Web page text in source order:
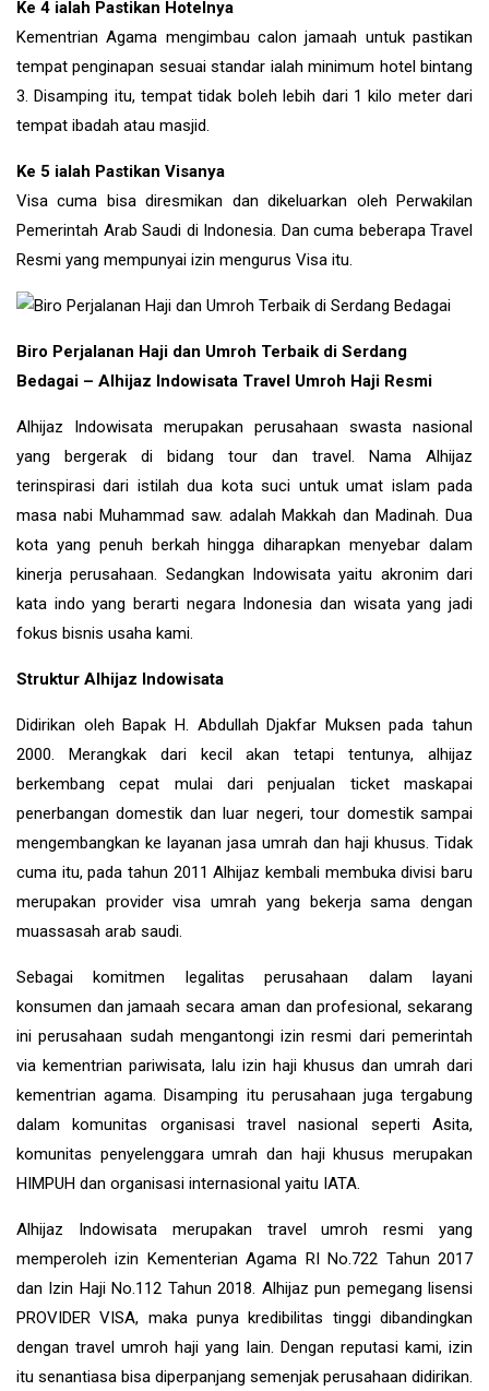
Ke 4 ialah Pastikan Hotelnya
Kementrian Agama mengimbau calon jamaah untuk pastikan
tempat penginapan sesuai standar ialah minimum hotel bintang
3. Disamping itu, tempat tidak boleh lebih dari 1 kilo meter dari
tempat ibadah atau masjid.
Ke 5 ialah Pastikan Visanya
Visa cuma bisa diresmikan dan dikeluarkan oleh Perwakilan
Pemerintah Arab Saudi di Indonesia. Dan cuma beberapa Travel
Resmi yang mempunyai izin mengurus Visa itu.
Biro Perjalanan Haji dan Umroh Terbaik di Serdang
Bedagai – Alhijaz Indowisata Travel Umroh Haji Resmi
Alhijaz Indowisata merupakan perusahaan swasta nasional
yang bergerak di bidang tour dan travel. Nama Alhijaz
terinspirasi dari istilah dua kota suci untuk umat islam pada
masa nabi Muhammad saw. adalah Makkah dan Madinah. Dua
kota yang penuh berkah hingga diharapkan menyebar dalam
kinerja perusahaan. Sedangkan Indowisata yaitu akronim dari
kata indo yang berarti negara Indonesia dan wisata yang jadi
fokus bisnis usaha kami.
Struktur Alhijaz Indowisata
Didirikan oleh Bapak H. Abdullah Djakfar Muksen pada tahun
2000. Merangkak dari kecil akan tetapi tentunya, alhijaz
berkembang cepat mulai dari penjualan ticket maskapai
penerbangan domestik dan luar negeri, tour domestik sampai
mengembangkan ke layanan jasa umrah dan haji khusus. Tidak
cuma itu, pada tahun 2011 Alhijaz kembali membuka divisi baru
merupakan provider visa umrah yang bekerja sama dengan
muassasah arab saudi.
Sebagai komitmen legalitas perusahaan dalam layani
konsumen dan jamaah secara aman dan profesional, sekarang
ini perusahaan sudah mengantongi izin resmi dari pemerintah
via kementrian pariwisata, lalu izin haji khusus dan umrah dari
kementrian agama. Disamping itu perusahaan juga tergabung
dalam komunitas organisasi travel nasional seperti Asita,
komunitas penyelenggara umrah dan haji khusus merupakan
HIMPUH dan organisasi internasional yaitu IATA.
Alhijaz Indowisatamerupakan travel umroh resmi yang
memperoleh izin Kementerian Agama RI No.722 Tahun 2017
dan Izin Haji No.112 Tahun 2018. Alhijaz pun pemegang lisensi
PROVIDER VISA, maka punya kredibilitas tinggi dibandingkan
dengan travel umroh haji yang lain. Dengan reputasi kami, izin
itu senantiasa bisa diperpanjang semenjak perusahaan didirikan.